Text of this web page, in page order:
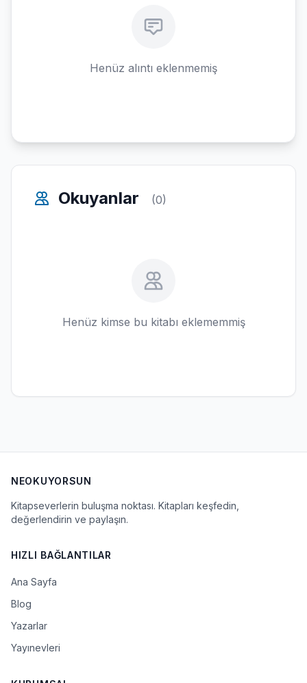
Henüz alıntı eklenmemiş
Okuyanlar (0)
Henüz kimse bu kitabı eklememmiş
NEOKUYORSUN
Kitapseverlerin buluşma noktası. Kitapları keşfedin,
değerlendirin ve paylaşın.
HIZLI BAĞLANTILAR
Ana Sayfa
Blog
Yazarlar
Yayınevleri